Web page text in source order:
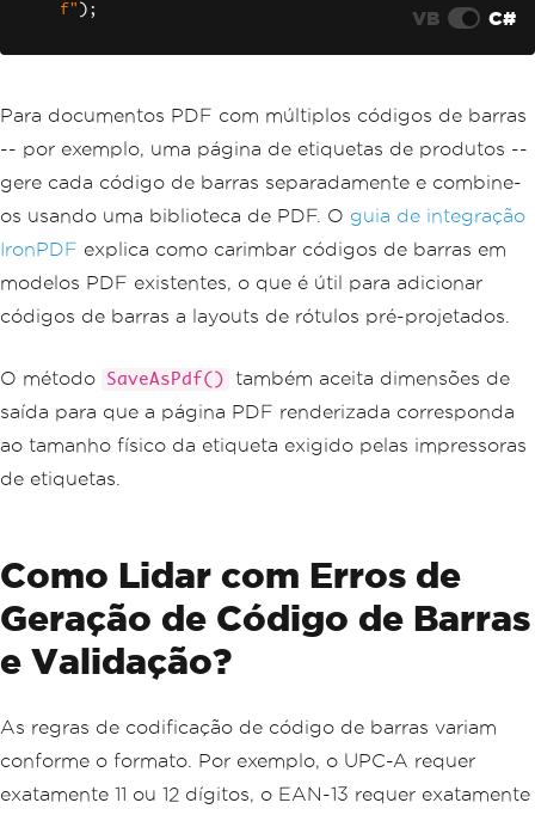
f" ); VB C#
Para documentos PDF com múltiplos códigos de barras
-- por exemplo, uma página de etiquetas de produtos --
gere cada código de barras separadamente e combine-
os usando uma biblioteca de PDF. O guia de integração
IronPDF explica como carimbar códigos de barras em
modelos PDF existentes, o que é útil para adicionar
códigos de barras a layouts de rótulos pré-projetados.
O método SaveAsPdf()
também aceita dimensões de
saída para que a página PDF renderizada corresponda
ao tamanho físico da etiqueta exigido pelas impressoras
de etiquetas.
Como Lidar com Erros de
Geração de Código de Barras
e Validação?
As regras de codificação de código de barras variam
conforme o formato. Por exemplo, o UPC-A requer
exatamente 11 ou 12 dígitos, o EAN-13 requer exatamente